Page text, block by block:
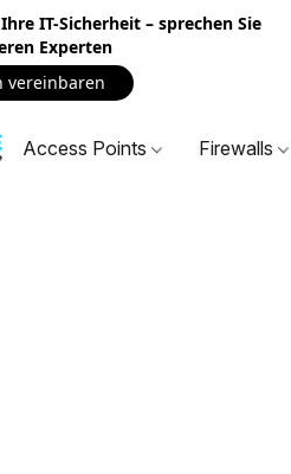
IT-Sicherheit – sprechen Sie
Experten
vereinbaren
Access Points Firewalls